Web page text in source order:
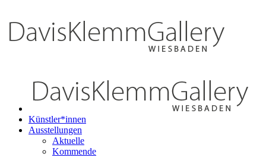
Künstler*innen
Ausstellungen
Aktuelle
Kommende